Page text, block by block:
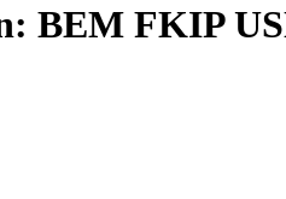
BEM FKIP